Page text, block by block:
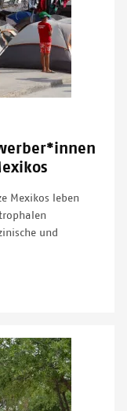
Mexikos leben
und